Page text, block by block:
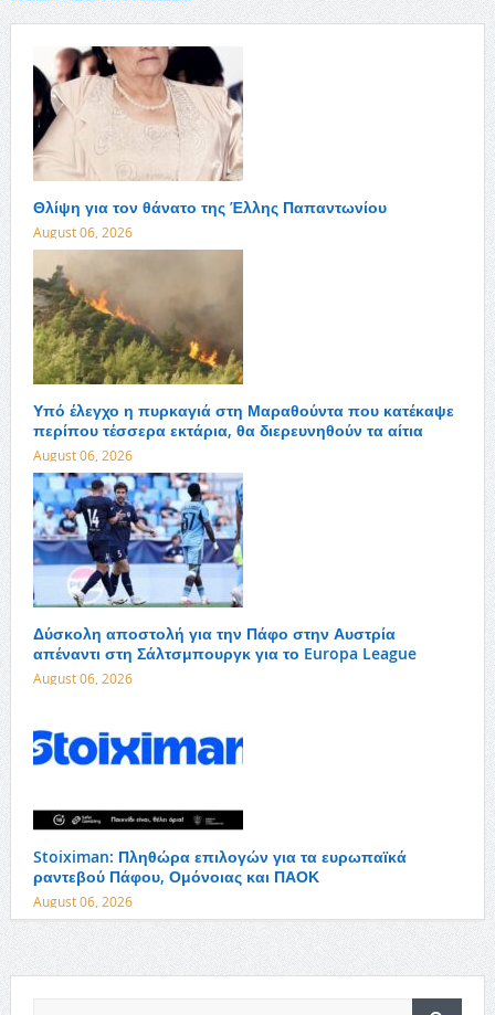
Θλίψη για τον θάνατο της Έλλης Παπαντωνίου
August 06, 2026
Υπό έλεγχο η πυρκαγιά στη Μαραθούντα που κατέκαψε
περίπου τέσσερα εκτάρια, θα διερευνηθούν τα αίτια
August 06, 2026
Δύσκολη αποστολή για την Πάφο στην Αυστρία
απέναντι στη Σάλτσμπουργκ για το Europa League
August 06, 2026
Stoiximan: Πληθώρα επιλογών για τα ευρωπαϊκά
ραντεβού Πάφου, Ομόνοιας και ΠΑΟΚ
August 06, 2026